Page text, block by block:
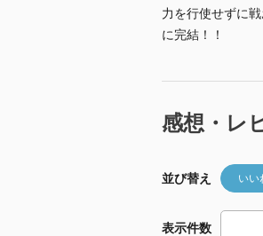
力を行使せずに
に完結！！
感想・レ
並び替え いい
表示件数